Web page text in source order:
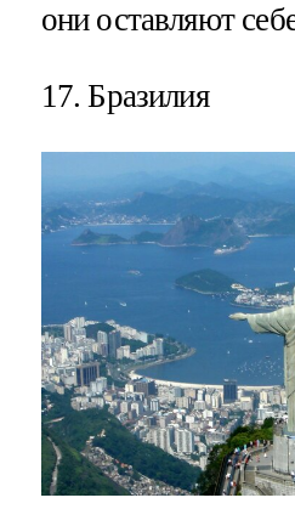
они оставляют
17. Бразилия